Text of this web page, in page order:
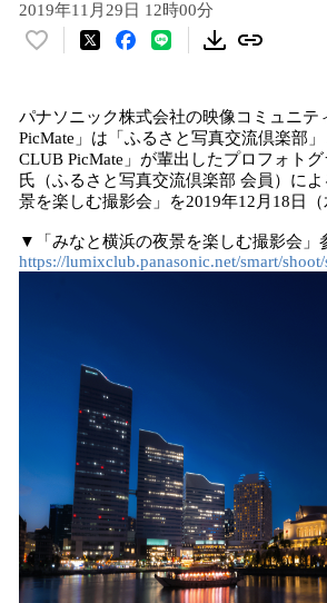
2019年11月29日 12時00分
い
！
数
を
読
み
込
み
パナソニック株式会社の映像コミュニ
PicMate」は「ふるさと写真交流倶楽部
CLUB PicMate」が輩出したプロフォト
氏（ふるさと写真交流倶楽部 会員）に
景を楽しむ撮影会」を2019年12月18日（
▼「みなと横浜の夜景を楽しむ撮影会」
https://lumixclub.panasonic.net/smart/